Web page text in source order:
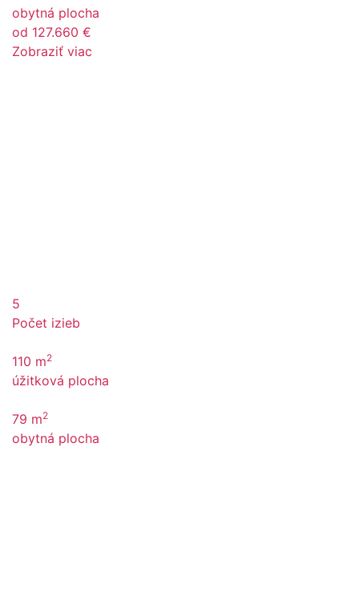
obytná plocha
od 127.660 €
Zobraziť viac
5
Počet izieb
110 m2
úžitková plocha
79 m2
obytná plocha